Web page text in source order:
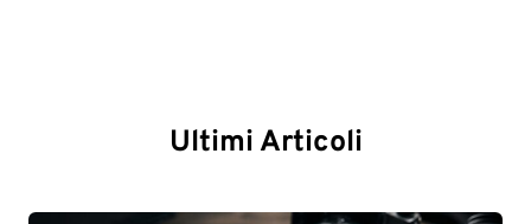
Ultimi Articoli